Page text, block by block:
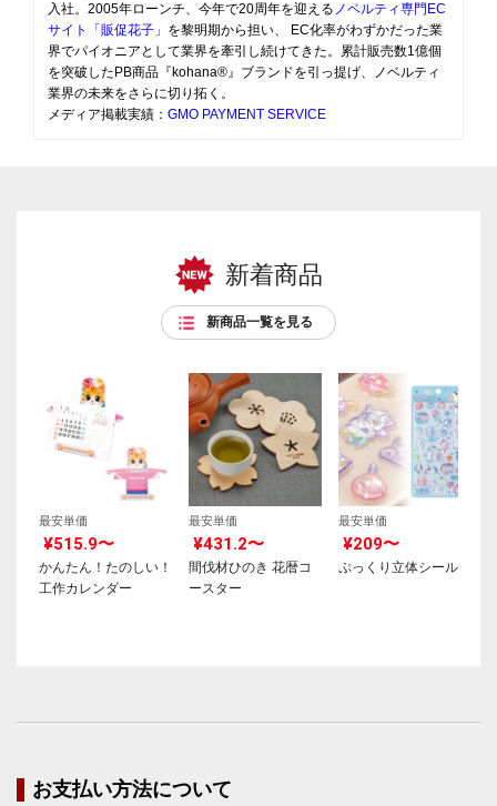
入社。2005年ローンチ、今年で20周年を迎える ノベルティ専門EC
サイト「販促花子」 を黎明期から担い、 EC化率がわずかだった業
界でパイオニアとして業界を牽引し続けてきた。累計販売数1億個
を突破したPB商品『kohana®』ブランドを引っ提げ、ノベルティ
業界の未来をさらに切り拓く。
メディア掲載実績： GMO PAYMENT SERVICE
新着商品
新商品一覧を見る
最安単価
¥515.9〜
かんたん！たのしい！
工作カレンダー
最安単価
¥431.2〜
間伐材ひのき 花暦コ
ースター
最安単価
¥209〜
ぷっくり立体シール
お支払い方法について